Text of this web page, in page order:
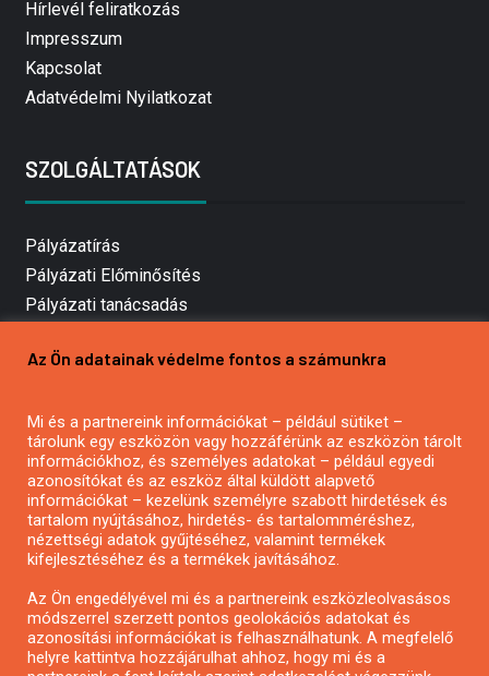
Hírlevél feliratkozás
Impresszum
Kapcsolat
Adatvédelmi Nyilatkozat
SZOLGÁLTATÁSOK
Pályázatírás
Pályázati Előminősítés
Pályázati tanácsadás
Mezőgazdasági pályázatírás
Pályázatírás civil szervezeteknek
Pályázatírás önkormányzatoknak
Pályázatfigyelés
Specifikus pályázatfigyelés vagy hírlevél
Pályázatok magánszemélyeknek
Az Ön adatainak védelme fontos a számunkra
Mi és a partnereink információkat – például sütiket –
tárolunk egy eszközön vagy hozzáférünk az eszközön tárolt
információkhoz, és személyes adatokat – például egyedi
azonosítókat és az eszköz által küldött alapvető
információkat – kezelünk személyre szabott hirdetések és
tartalom nyújtásához, hirdetés- és tartalomméréshez,
nézettségi adatok gyűjtéséhez, valamint termékek
kifejlesztéséhez és a termékek javításához.
Az Ön engedélyével mi és a partnereink eszközleolvasásos
módszerrel szerzett pontos geolokációs adatokat és
azonosítási információkat is felhasználhatunk. A megfelelő
helyre kattintva hozzájárulhat ahhoz, hogy mi és a